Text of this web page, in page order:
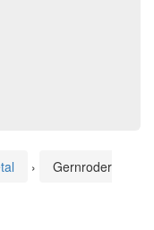
›
Gernroder